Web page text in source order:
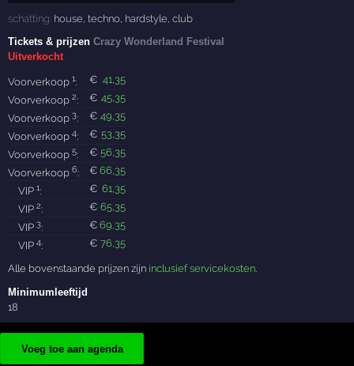
schatting: house ,techno hardstyle ,club
Tickets & prijzenCrazy Wonderland Festival
Uitverkocht
Voorverkoop1: € 41,35
Voorverkoop2: € 45,35
Voorverkoop3: € 49,35
Voorverkoop4: € 53,35
Voorverkoop5: € 56,35
Voorverkoop6: €66,35
VIP1: € 61,35
VIP2: € 65,35
VIP3: €69,35
VIP4: € 76,35
Alle bovenstaande prijzen zijn inclusief servicekosten.
Minimumleeftijd
18
Voeg toe aan agenda